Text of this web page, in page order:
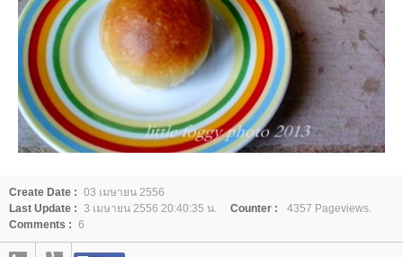
Create Date : 03 เมษายน 2556
Last Update : 3 เมษายน 2556 20:40:35 น. Counter :
4357 Pageviews.
Comments : 6